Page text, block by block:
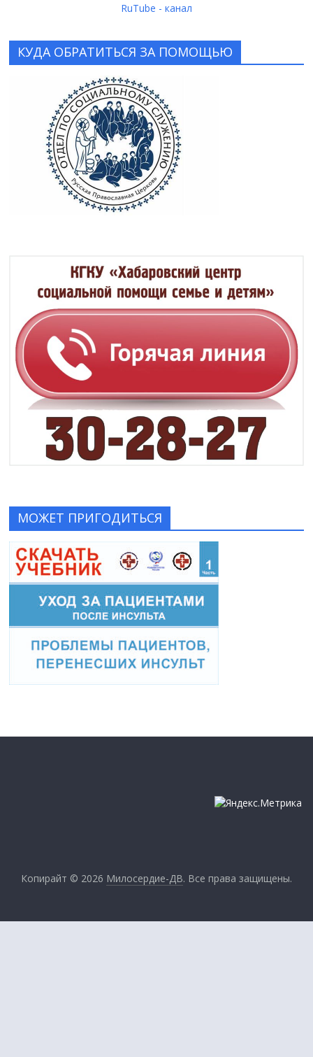
RuTube - канал
КУДА ОБРАТИТЬСЯ ЗА ПОМОЩЬЮ
МОЖЕТ ПРИГОДИТЬСЯ
Копирайт © 2026 Милосердие-ДВ. Все права защищены.